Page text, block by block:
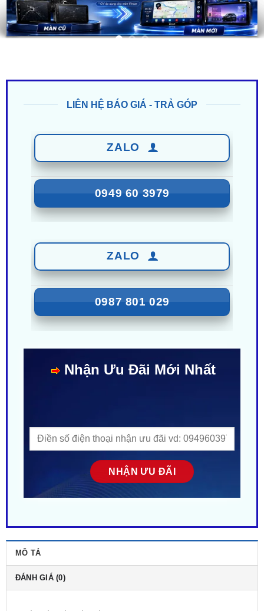
0949 60 3979
0987 801 029
ĐÁNH GIÁ (0)